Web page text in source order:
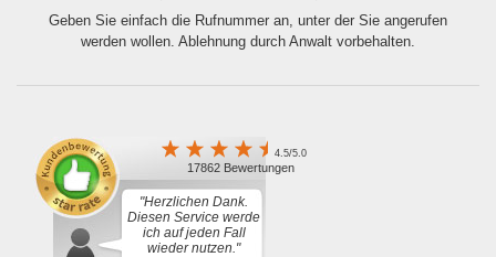
Geben Sie einfach die Rufnummer an, unter der Sie angerufen
werden wollen. Ablehnung durch Anwalt vorbehalten.
4.5/5.0
17862 Bewertungen
"Herzlichen Dank.
Diesen Service werde
ich auf jeden Fall
wieder nutzen."